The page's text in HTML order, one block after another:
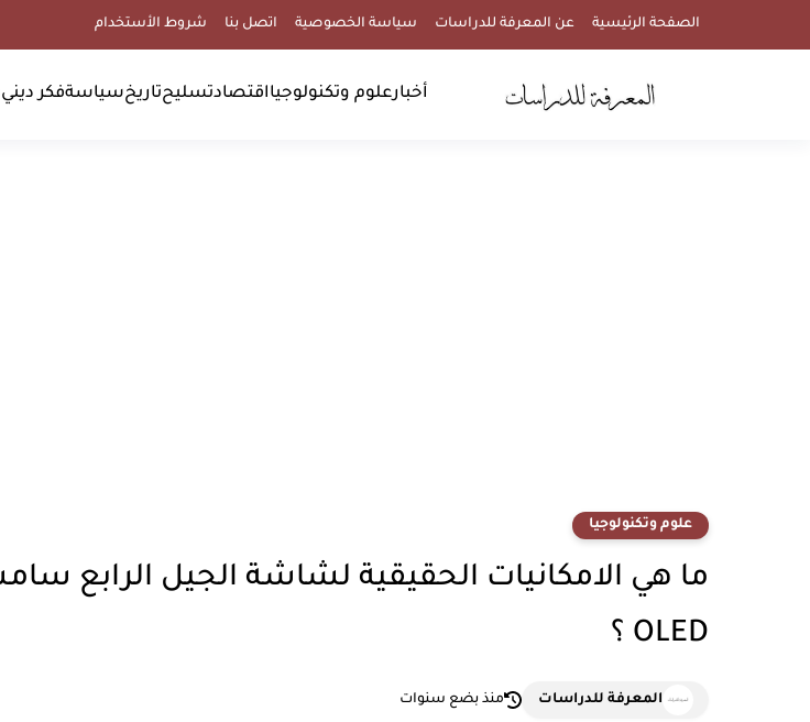
الصفحة الرئيسية عن المعرفة للدراسات سياسة الخصوصية اتصل بنا شروط الأستخدام
أخبارعلوم وتكنولوجيااقتصادتسليحتاريخسياسةفكر ديني
علوم وتكنولوجيا
OLED ؟
المعرفة للدراسات منذ بضع سنوات